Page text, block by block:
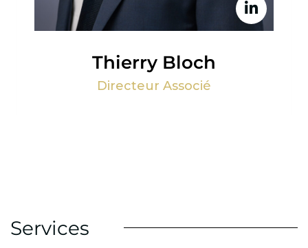
Thierry Bloch
Directeur Associé
Services